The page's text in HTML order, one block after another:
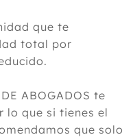
que te
total por
ABOGADOS te
lo que si tienes el
que solo